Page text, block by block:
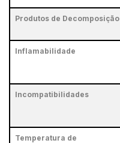
Produtos de Decomposição
Inflamabilidade
Incompatibilidades
Temperatura de